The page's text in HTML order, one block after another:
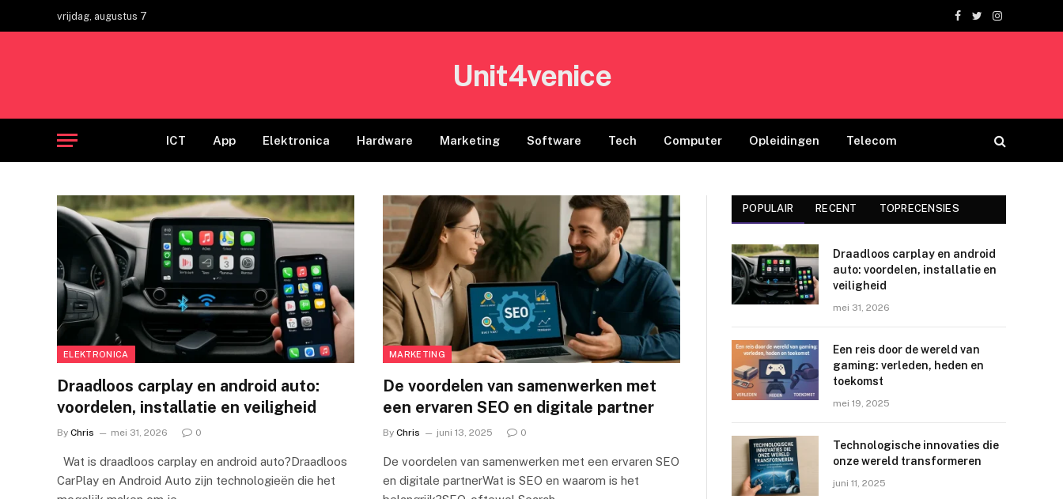
vrijdag, augustus 7
Facebook
TwitterInstagram
Unit4venice
ICT App Elektronica Hardware Marketing Software Tech Computer Opleidingen Telecom
ELEKTRONICA
Draadloos carplay en android auto:
voordelen, installatie en veiligheid
By Chris mei 31, 2026 0
Wat is draadloos carplay en android auto?Draadloos
CarPlay en Android Auto zijn technologieën die het
MARKETING
De voordelen van samenwerken met
een ervaren SEO en digitale partner
By Chris juni 13, 2025 0
De voordelen van samenwerken met een ervaren SEO
en digitale partnerWat is SEO en waarom is het
POPULAIR RECENT TOPRECENSIES
Draadloos carplay en android
auto: voordelen, installatie en
veiligheid
mei 31, 2026
Een reis door de wereld van
gaming: verleden, heden en
toekomst
mei 19, 2025
Technologische innovaties die
onze wereld transformeren
juni 11, 2025